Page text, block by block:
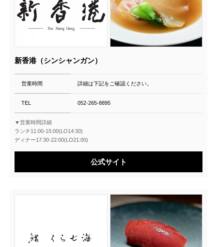
新香港（シンシャンガン）
営業時間 詳細は下記をご確認ください。
TEL 052-265-8895
▼営業時間詳細
ランチ11:00-15:00(LO14:30)
ディナー17:30-22:00(LO21:00)
公式サイト